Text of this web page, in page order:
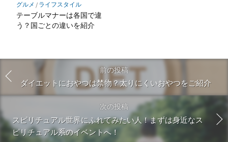
グルメ / ライフスタイル
テーブルマナーは各国で違
う？国ごとの違いを紹介
前の投稿
ダイエットにおやつは禁物？太りにくいおやつをご紹介
次の投稿
スピリチュアル世界にふれてみたい人！まずは身近なス
ピリチュアル系のイベントへ！